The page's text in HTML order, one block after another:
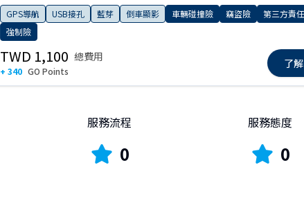
GPS導航 USB接孔 藍芽 倒車顯影 車輛碰撞險 竊盜險
第三方責
強制險
TWD 1,100 總費用
+ 340 GO Points
了
服務流程
0
服務態度
0